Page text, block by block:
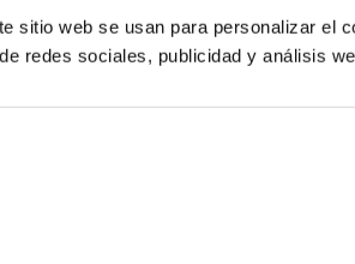
sitio web se usan para personalizar el
redes sociales, publicidad y análisis